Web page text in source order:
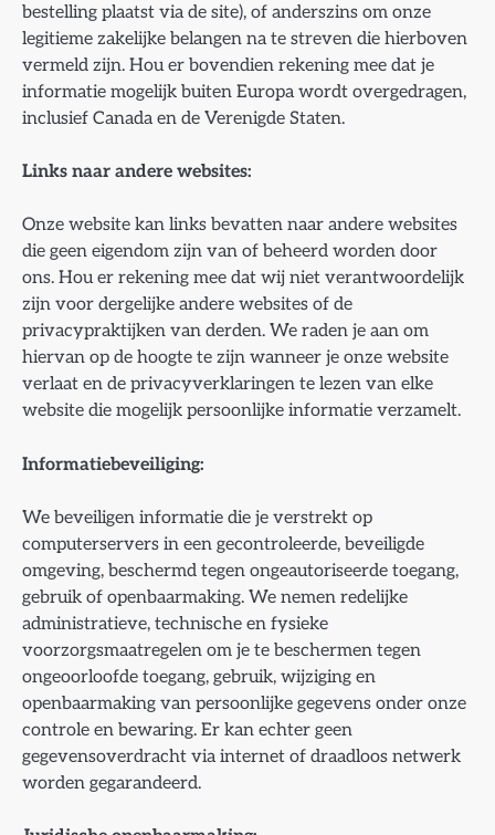
bestelling plaatst via de site), of anderszins om onze
legitieme zakelijke belangen na te streven die hierboven
vermeld zijn. Hou er bovendien rekening mee dat je
informatie mogelijk buiten Europa wordt overgedragen,
inclusief Canada en de Verenigde Staten.
Links naar andere websites:
Onze website kan links bevatten naar andere websites
die geen eigendom zijn van of beheerd worden door
ons. Hou er rekening mee dat wij niet verantwoordelijk
zijn voor dergelijke andere websites of de
privacypraktijken van derden. We raden je aan om
hiervan op de hoogte te zijn wanneer je onze website
verlaat en de privacyverklaringen te lezen van elke
website die mogelijk persoonlijke informatie verzamelt.
Informatiebeveiliging:
We beveiligen informatie die je verstrekt op
computerservers in een gecontroleerde, beveiligde
omgeving, beschermd tegen ongeautoriseerde toegang,
gebruik of openbaarmaking. We nemen redelijke
administratieve, technische en fysieke
voorzorgsmaatregelen om je te beschermen tegen
ongeoorloofde toegang, gebruik, wijziging en
openbaarmaking van persoonlijke gegevens onder onze
controle en bewaring. Er kan echter geen
gegevensoverdracht via internet of draadloos netwerk
worden gegarandeerd.